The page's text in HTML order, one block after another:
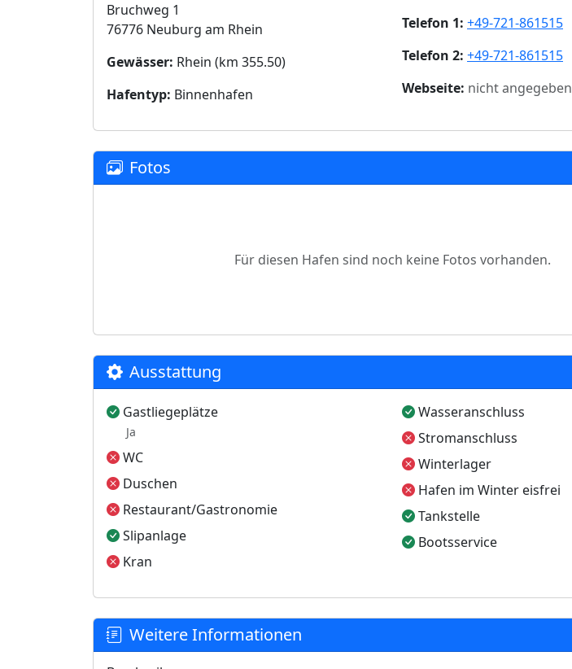
Bruchweg 1
76776 Neuburg am Rhein
Gewässer: Rhein (km 355.50)
Hafentyp: Binnenhafen
Telefon 1: +49-721-861515
Telefon 2: +49-721-861515
Webseite: nicht angegeben
Fotos
Für diesen Hafen sind noch keine Fotos vorhanden.
Ausstattung
Gastliegeplätze
Ja
WC
Duschen
Restaurant/Gastronomie
Slipanlage
Kran
Wasseranschluss
Stromanschluss
Winterlager
Hafen im Winter eisfrei
Tankstelle
Bootsservice
Weitere Informationen